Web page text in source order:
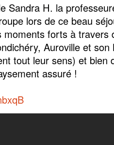
Sandra H. la
lors de ce beau
moments forts à travers
Auroville et
tout leur sens) et bien
assuré !